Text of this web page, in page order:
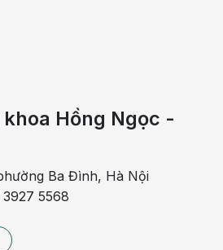
Hồng Ngọc -
Ba Đình, Hà Nội
5568